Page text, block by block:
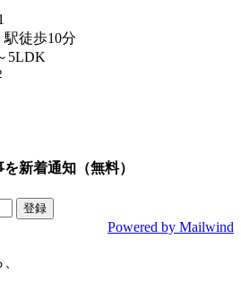
徒歩10分
5LDK
新着通知（無料）
Powered by Mailwind